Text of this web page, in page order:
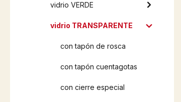
vidrio VERDE
vidrio TRANSPARENTE
con tapón de rosca
con tapón cuentagotas
con cierre especial